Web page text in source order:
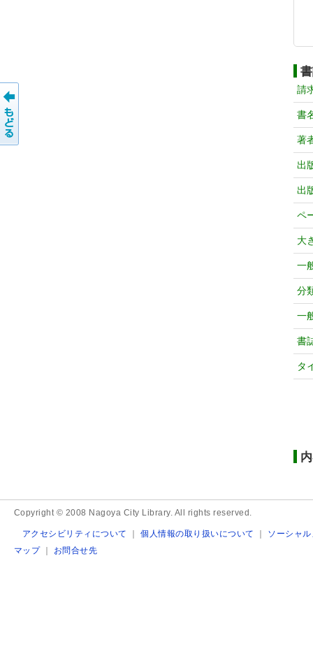
請
書
著
出
出
ペ
大
一
分
一
書
タ
Copyright © 2008 Nagoya City Library. All rights reserved.
アクセシビリティについて ｜個人情報の取り扱いについて ｜ ソーシャ
マップ｜ お問合せ先